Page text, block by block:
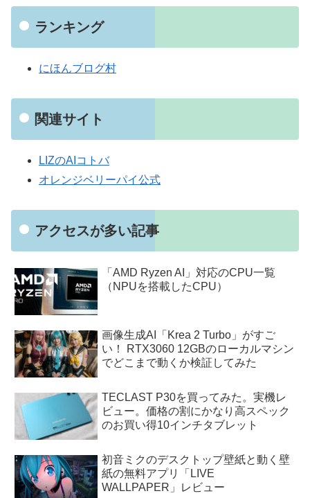
ランキング
にほんブログ村
関連サイト
LIZのAIコトバ
オレンジベリーパイ公式
アクセスが多い記事
「AMD Ryzen AI」対応のCPU一覧
（NPUを搭載したCPU）
画像生成AI「Krea 2 Turbo」がすご
い！ RTX3060 12GBのローカルマシン
でどこまで動くか検証してみた
TECLAST P30を買ってみた。実機レ
ビュー。価格の割にかなり高スペック
のお買い得10インチタブレット
初音ミクのデスクトップ壁紙と動く壁
紙の無料アプリ「LIVE
WALLPAPER」レビュー